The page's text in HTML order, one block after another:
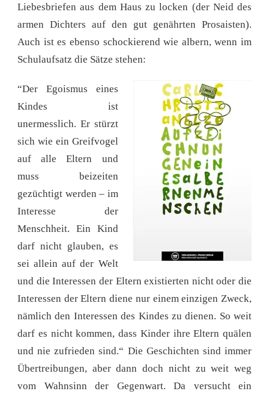
Liebesbriefen aus dem Haus zu locken (der Neid des
armen Dichters auf den gut genährten Prosaisten).
Auch ist es ebenso schockierend wie albern, wenn im
Schulaufsatz die Sätze stehen:
“Der Egoismus eines
Kindes ist
unermesslich. Er stürzt
sich wie ein Greifvogel
auf alle Eltern und
muss beizeiten
gezüchtigt werden – im
Interesse der
Menschheit. Ein Kind
darf nicht glauben, es
sei allein auf der Welt
und die Interessen der Eltern existierten nicht oder die
Interessen der Eltern diene nur einem einzigen Zweck,
nämlich den Interessen des Kindes zu dienen. So weit
darf es nicht kommen, dass Kinder ihre Eltern quälen
und nie zufrieden sind.“ Die Geschichten sind immer
Übertreibungen, aber dann doch nicht zu weit weg
vom Wahnsinn der Gegenwart. Da versucht ein